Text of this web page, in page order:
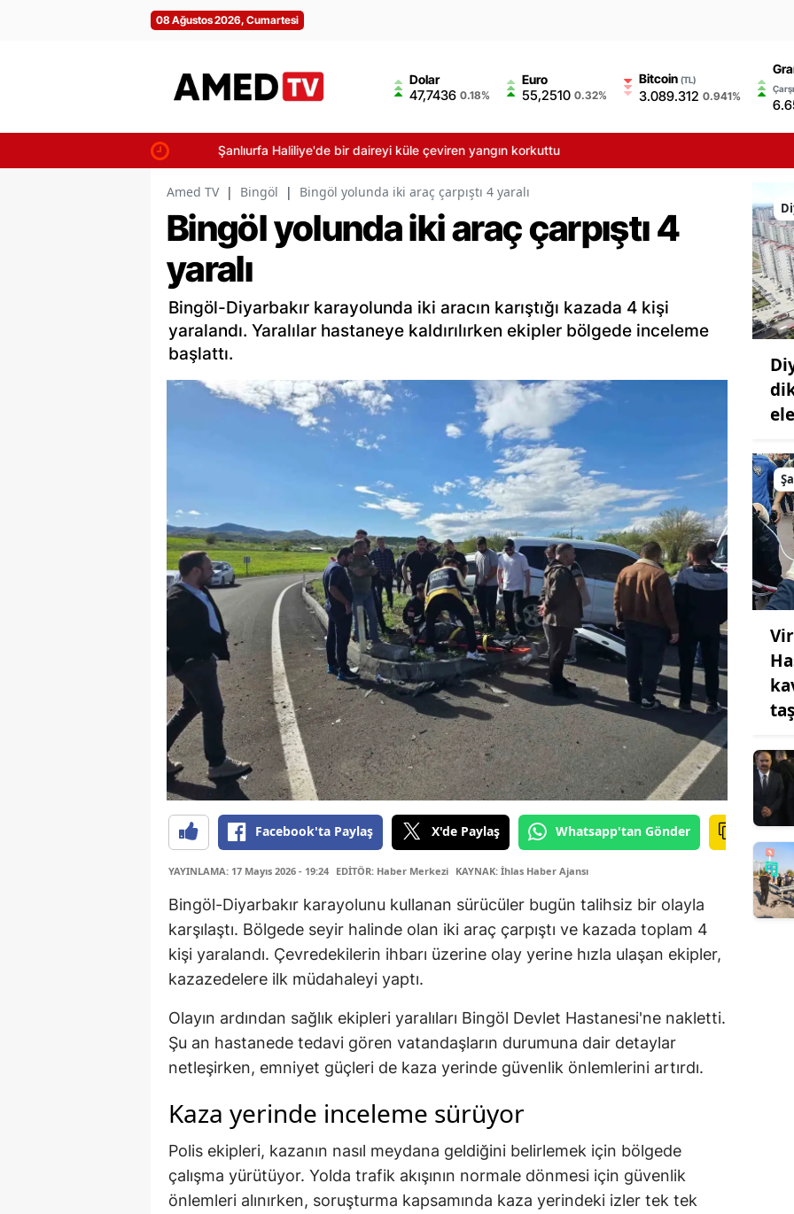
08 Ağustos 2026, Cumartesi
Dolar
47,7436 0.18%
Euro
55,2510 0.32%
Bitcoin(TL)
3.089.312 0.941%
Şanlıurfa Haliliye'de bir daireyi küle çeviren yangın korkuttu
Amed TV | Bingöl | Bingöl yolunda iki araç çarpıştı 4 yaralı
Bingöl yolunda iki araç çarpıştı 4
yaralı
Bingöl-Diyarbakır karayolunda iki aracın karıştığı kazada 4 kişi
yaralandı. Yaralılar hastaneye kaldırılırken ekipler bölgede inceleme
başlattı.
Facebook'ta Paylaş X'de Paylaş Whatsapp'tan Gönder
YAYINLAMA: 17 Mayıs 2026 - 19:24 EDİTÖR: Haber Merkezi KAYNAK: İhlas Haber Ajansı
Bingöl-Diyarbakır karayolunu kullanan sürücüler bugün talihsiz bir olayla
karşılaştı. Bölgede seyir halinde olan iki araç çarpıştı ve kazada toplam 4
kişi yaralandı. Çevredekilerin ihbarı üzerine olay yerine hızla ulaşan ekipler,
kazazedelere ilk müdahaleyi yaptı.
Olayın ardından sağlık ekipleri yaralıları Bingöl Devlet Hastanesi'ne nakletti.
Şu an hastanede tedavi gören vatandaşların durumuna dair detaylar
netleşirken, emniyet güçleri de kaza yerinde güvenlik önlemlerini artırdı.
Kaza yerinde inceleme sürüyor
Polis ekipleri, kazanın nasıl meydana geldiğini belirlemek için bölgede
çalışma yürütüyor. Yolda trafik akışının normale dönmesi için güvenlik
önlemleri alınırken, soruşturma kapsamında kaza yerindeki izler tek tek